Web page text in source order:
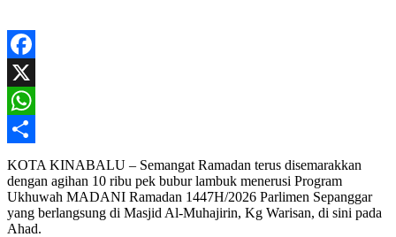
Facebook
X
WhatsApp
Share
KOTA KINABALU – Semangat Ramadan terus disemarakkan
dengan agihan 10 ribu pek bubur lambuk menerusi Program
Ukhuwah MADANI Ramadan 1447H/2026 Parlimen Sepanggar
yang berlangsung di Masjid Al-Muhajirin, Kg Warisan, di sini pada
Ahad.